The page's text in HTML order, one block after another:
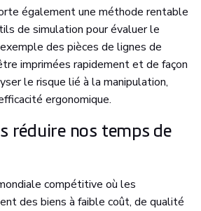
également une méthode rentable
de simulation pour évaluer le
des pièces de lignes de
imprimées rapidement et de façon
le risque lié à la manipulation,
ergonomique.
réduire nos temps de
compétitive où les
des biens à faible coût, de qualité